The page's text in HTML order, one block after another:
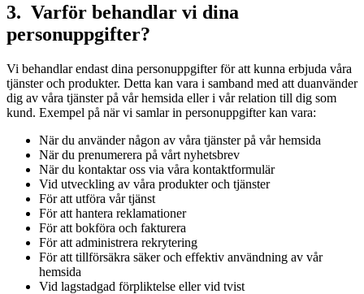
3. Varför behandlar vi dina
personuppgifter?
Vi behandlar endast dina personuppgifter för att kunna erbjuda våra
tjänster och produkter. Detta kan vara i samband med att duanvänder
dig av våra tjänster på vår hemsida eller i vår relation till dig som
kund. Exempel på när vi samlar in personuppgifter kan vara:
När du använder någon av våra tjänster på vår hemsida
När du prenumerera på vårt nyhetsbrev
När du kontaktar oss via våra kontaktformulär
Vid utveckling av våra produkter och tjänster
För att utföra vår tjänst
För att hantera reklamationer
För att bokföra och fakturera
För att administrera rekrytering
För att tillförsäkra säker och effektiv användning av vår
hemsida
Vid lagstadgad förpliktelse eller vid tvist